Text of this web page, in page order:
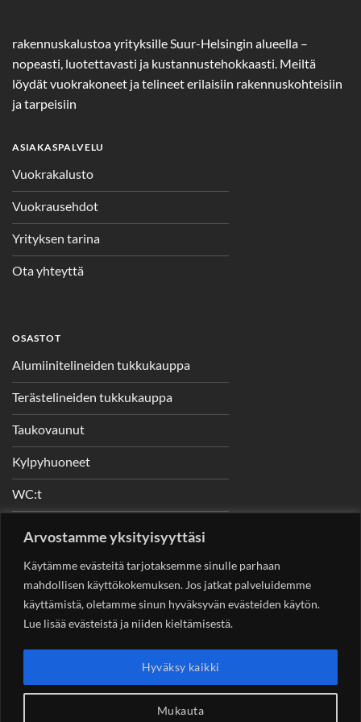
Arvostamme yksityisyyttäsi
Käytämme evästeitä tarjotaksemme sinulle parhaan
mahdollisen käyttökokemuksen. Jos jatkat palveluidemme
käyttämistä, oletamme sinun hyväksyvän evästeiden käytön.
Lue lisää evästeistä ja niiden kieltämisestä.
Mukauta
Hyväksy kaikki
rakennuskalustoa yrityksille Suur-Helsingin alueella –
nopeasti, luotettavasti ja kustannustehokkaasti. Meiltä
löydät vuokrakoneet ja telineet erilaisiin rakennuskohteisiin
ja tarpeisiin
ASIAKASPALVELU
Vuokrakalusto
Vuokrausehdot
Yrityksen tarina
Ota yhteyttä
OSASTOT
Alumiinitelineiden tukkukauppa
Terästelineiden tukkukauppa
Taukovaunut
Kylpyhuoneet
WC:t
YHTEYSTIEDOT
Helsingin Rakennuskonevuokraus OySotungintie 449,
00890 Helsinki 0400 99 53 63
asiakaspalvelu@rakennuskonevuokraus.fi